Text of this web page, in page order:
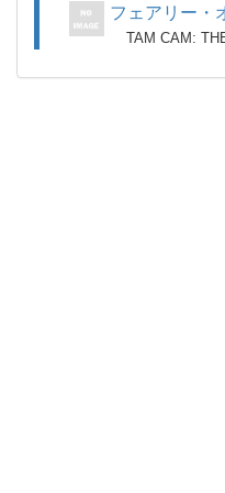
フェアリー・
TAM CAM: